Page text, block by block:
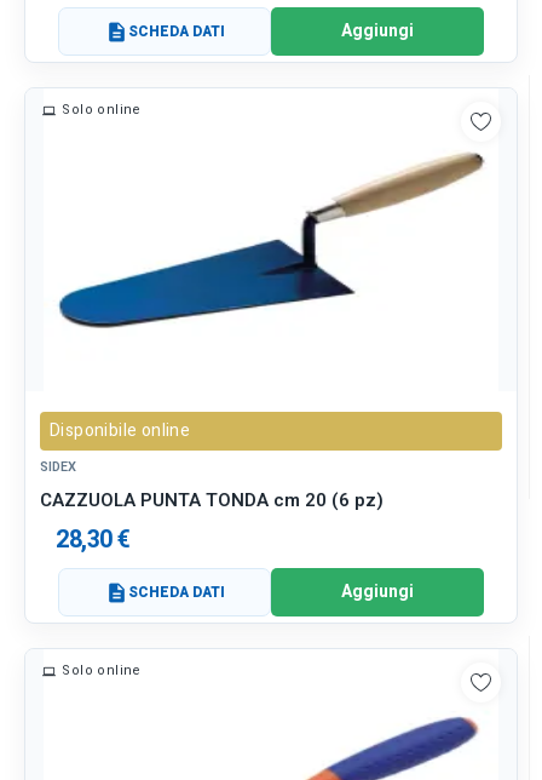
description SCHEDA DATI Aggiungi
Solo online
Disponibile online
SIDEX
CAZZUOLA PUNTA TONDA cm 20 (6 pz)
28,30 €
description SCHEDA DATI Aggiungi
Solo online